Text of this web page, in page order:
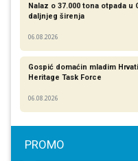
Nalaz o 37.000 tona otpada
daljnjeg širenja
06.08.2026
Gospić domaćin mladim
Heritage Task Force
06.08.2026
PROMO